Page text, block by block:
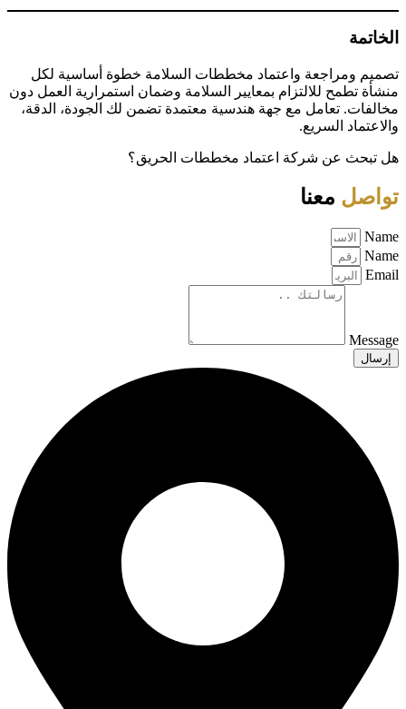
الخاتمة
تصميم ومراجعة واعتماد مخططات السلامة خطوة أساسية لكل
منشأة تطمح للالتزام بمعايير السلامة وضمان استمرارية العمل دون
مخالفات. تعامل مع جهة هندسية معتمدة تضمن لك الجودة، الدقة،
والاعتماد السريع.
هل تبحث عن شركة اعتماد مخططات الحريق؟
تواصل معنا
Name
Name
Email
Message
إرسال